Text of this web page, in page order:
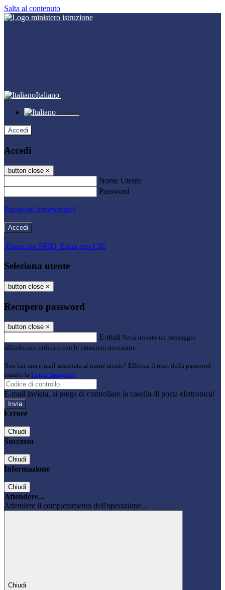
Salta al contenuto
Italiano
Italiano
Accedi
Accedi
button close ×
Nome Utente
Password
Password dimenticata?
-
Entra con SPID Entra con CIE
Seleziona utente
button close ×
Recupero password
button close ×
E-mail Verrà inviato un messaggio
all'indirizzo indicato con le istruzioni necessarie.
Non hai una e-mail associata al nome utente? Effettua il reset della password
tramite la Login Spaggiari
E-mail inviata, si prega di controllare la casella di posta elettronica!
Errore
Chiudi
Successo
Chiudi
Informazione
Chiudi
Attendere...
Attendere il completamento dell'operazione...
Chiudi